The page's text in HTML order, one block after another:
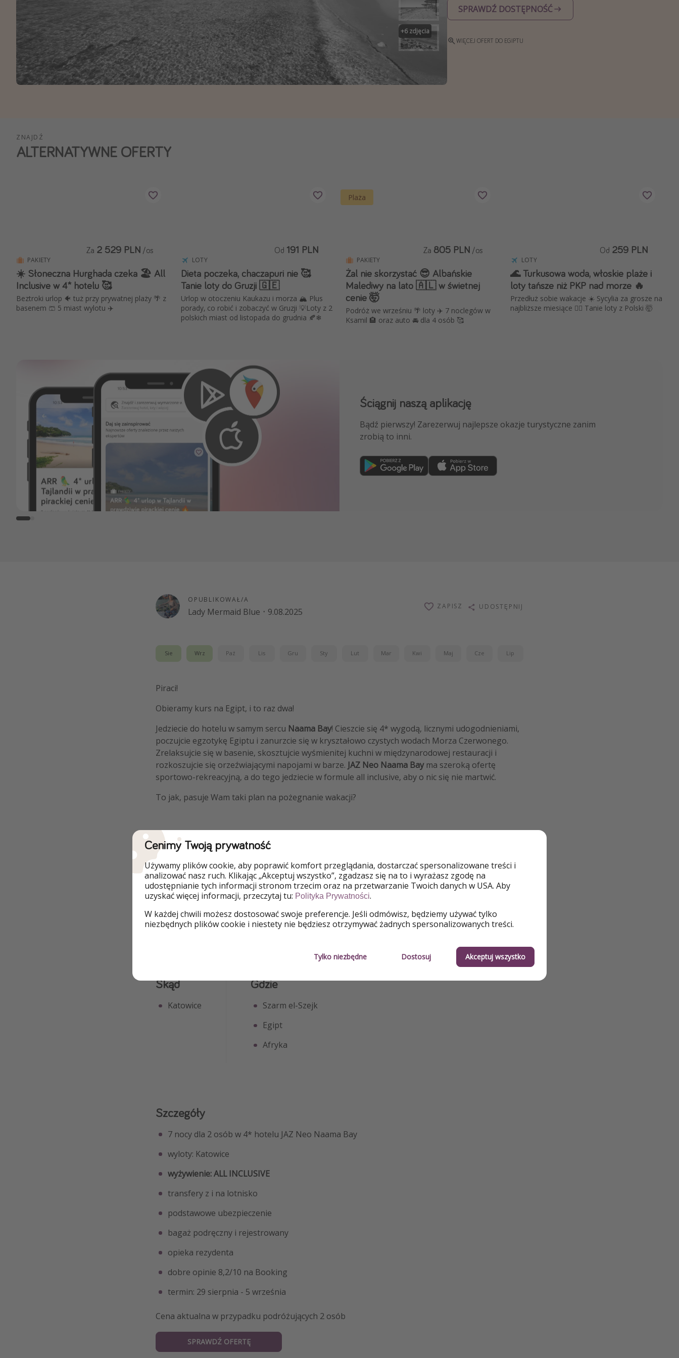
Wszystkie
+6 zdjęcia
SPRAWDŹ DOSTĘPNOŚĆ
WIĘCEJ OFERT DO EGIPTU
ZNAJDŹ
ALTERNATYWNE OFERTY
PAKIETY
☀️ Słoneczna Hurghada czeka 🏖️ All
Inclusive w 4* hotelu 🥰
Beztroki urlop 🐠 tuż przy prywatnej plaży 🌴 z
basenem 🩳 5 miast wylotu ✈️
Za 2 529 PLN /os
LOTY
Dieta poczeka, chaczapuri nie 🥰
Tanie loty do Gruzji 🇬🇪
Urlop w otoczeniu Kaukazu i morza 🏔️ Plus
porady, co robić i zobaczyć w Gruzji 💡Loty z 2
polskich miast od listopada do grudnia 🍂❄
Od 191 PLN
Plaża
PAKIETY
Żal nie skorzystać 😎 Albańskie
Malediwy na lato 🇦🇱 w świetnej
cenie 🤯
Podróż we wrześniu 🌴 loty ✈️ 7 noclegów w
Ksamil 🏨 oraz auto 🚘 dla 4 osób 🥰
Za 805 PLN /os
LOTY
🌊 Turkusowa woda, włoskie plaże i
loty tańsze niż PKP nad morze 🔥
Przedłuż sobie wakacje ☀️ Sycylia za grosze na
najbliższe miesiące ❤️‍🔥 Tanie loty z Polski 🤯
Od 259 PLN
Ściągnij naszą aplikację
Bądź pierwszy! Zarezerwuj najlepsze okazje turystyczne zanim
zrobią to inni.
Dołącz do naszego kanału na WhatsApp
NAJLEPSZE oferty podróżnicze, porady ekspertów i wiele więcej!
Dołącz teraz
OPUBLIKOWAŁ/A
Lady Mermaid Blue · 9.08.2025
ZAPISZ UDOSTĘPNIJ
Sie Wrz Paź Lis Gru Sty Lut Mar Kwi Maj Cze Lip
Piraci!
Obieramy kurs na Egipt, i to raz dwa!
Jedziecie do hotelu w samym sercu Naama Bay! Cieszcie się 4* wygodą, licznymi udogodnieniami,
poczujcie egzotykę Egiptu i zanurzcie się w kryształowo czystych wodach Morza Czerwonego.
Zrelaksujcie się w basenie, skosztujcie wyśmienitej kuchni w międzynarodowej restauracji i
rozkoszujcie się orzeźwiającymi napojami w barze. JAZ Neo Naama Bayma szeroką ofertę
sportowo-rekreacyjną, a do tego jedziecie w formule all inclusive, aby o nic się nie martwić.
To jak, pasuje Wam taki plan na pożegnanie wakacji?
Dlaczego warto
Basen Z lotami All Inclusive
Bagaż rejestrowany
Skąd
Katowice
Gdzie
Szarm el-Szejk
Egipt
Afryka
Szczegóły
7 nocy dla 2 osób w 4* hotelu JAZ Neo Naama Bay
wyloty: Katowice
wyżywienie: ALL INCLUSIVE
transfery z i na lotnisko
podstawowe ubezpieczenie
bagaż podręczny i rejestrowany
opieka rezydenta
dobre opinie 8,2/10 na Booking
termin: 29 sierpnia - 5 września
Cena aktualna w przypadku podróżujących 2 osób
SPRAWDŹ OFERTĘ
Cenimy Twoją prywatność
Używamy plików cookie, aby poprawić komfort przeglądania, dostarczać spersonalizowane treści i
analizować nasz ruch. Klikając „Akceptuj wszystko”, zgadzasz się na to i wyrażasz zgodę na
udostępnianie tych informacji stronom trzecim oraz na przetwarzanie Twoich danych w USA. Aby
uzyskać więcej informacji, przeczytaj tu: Polityka Prywatności.
W każdej chwili możesz dostosować swoje preferencje. Jeśli odmówisz, będziemy używać tylko
niezbędnych plików cookie i niestety nie będziesz otrzymywać żadnych spersonalizowanych treści.
Tylko niezbędne Dostosuj Akceptuj wszystko